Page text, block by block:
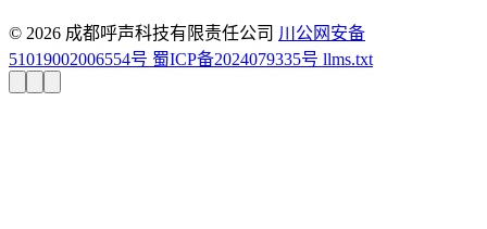
© 2026 成都呼声科技有限责任公司 川公网安备
51019002006554号 蜀ICP备2024079335号 llms.txt